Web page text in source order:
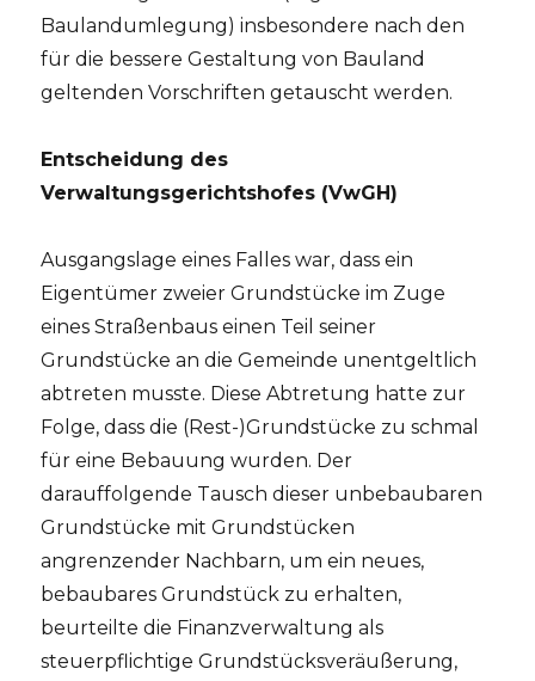
Baulandumlegung) insbesondere nach den
für die bessere Gestaltung von Bauland
geltenden Vorschriften getauscht werden.
Entscheidung des
Verwaltungsgerichtshofes (VwGH)
Ausgangslage eines Falles war, dass ein
Eigentümer zweier Grundstücke im Zuge
eines Straßenbaus einen Teil seiner
Grundstücke an die Gemeinde unentgeltlich
abtreten musste. Diese Abtretung hatte zur
Folge, dass die (Rest-)Grundstücke zu schmal
für eine Bebauung wurden. Der
darauffolgende Tausch dieser unbebaubaren
Grundstücke mit Grundstücken
angrenzender Nachbarn, um ein neues,
bebaubares Grundstück zu erhalten,
beurteilte die Finanzverwaltung als
steuerpflichtige Grundstücksveräußerung,